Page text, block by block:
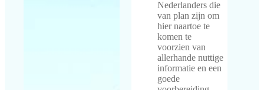
Nederlanders die
van plan zijn om
hier naartoe te
komen te
voorzien van
allerhande nuttige
informatie en een
goede